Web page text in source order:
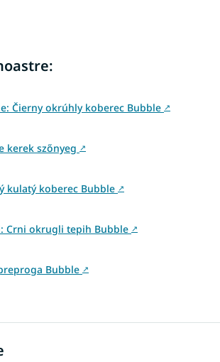
Čierny okrúhly koberec Bubble ↗
kerek szőnyeg ↗
kulatý koberec Bubble ↗
Crni okrugli tepih Bubble ↗
Bubble ↗